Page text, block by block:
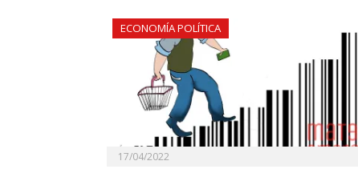
ECONOMÍA POLÍTICA
17/04/2022